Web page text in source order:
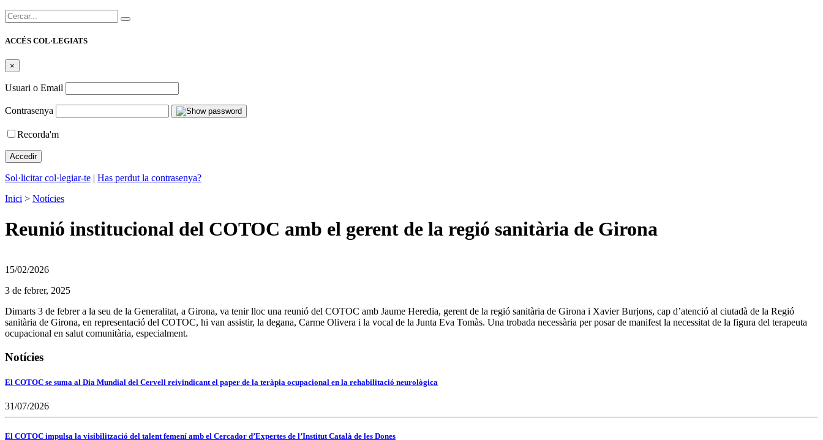
Cercar:
ACCÉS COL·LEGIATS
×
Usuari o Email
Contrasenya
Recorda'm
Sol·licitar col·legiar-te | Has perdut la contrasenya?
Inici > Notícies
Reunió institucional del COTOC amb el gerent de la regió sanitària de Girona
15/02/2026
3 de febrer, 2025
Dimarts 3 de febrer a la seu de la Generalitat, a Girona, va tenir lloc una reunió del COTOC amb Jaume Heredia, gerent de la regió sanitària de Girona i Xavier Burjons, cap d’atenció al ciutadà de la Regió
sanitària de Girona, en representació del COTOC, hi van assistir, la degana, Carme Olivera i la vocal de la Junta Eva Tomàs. Una trobada necessària per posar de manifest la necessitat de la figura del terapeuta
ocupacional en salut comunitària, especialment.
Notícies
El COTOC se suma al Dia Mundial del Cervell reivindicant el paper de la teràpia ocupacional en la rehabilitació neurològica
31/07/2026
El COTOC impulsa la visibilització del talent femení amb el Cercador d’Expertes de l’Institut Català de les Dones